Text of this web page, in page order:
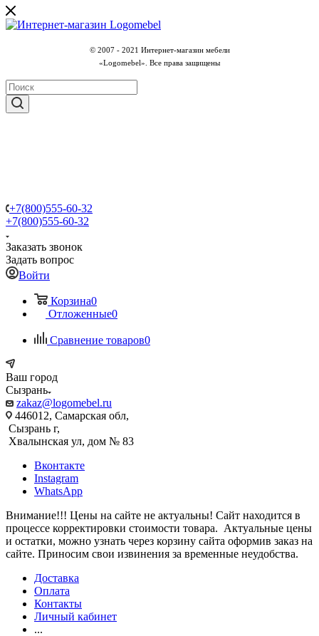
© 2007 - 2021 Интернет-магазин мебели
«Logomebel». Все права защищены
+7(800)555-60-32
+7(800)555-60-32
Заказать звонок
Задать вопрос
Войти
Корзина0
Отложенные0
Сравнение товаров0
Ваш город
Сызрань
zakaz@logomebel.ru
446012, Самарская обл,
Сызрань г,
Хвалынская ул, дом № 83
Вконтакте
Instagram
WhatsApp
Внимание!!! Цены на сайте не актуальны! Сайт находится в
процессе корректировки стоимости товара. Актуальные цены
и остатки, можно узнать через корзину сайта оформив заказ на
сайте. Приносим свои извинения за временные неудобства.
Доставка
Оплата
Контакты
Личный кабинет
...